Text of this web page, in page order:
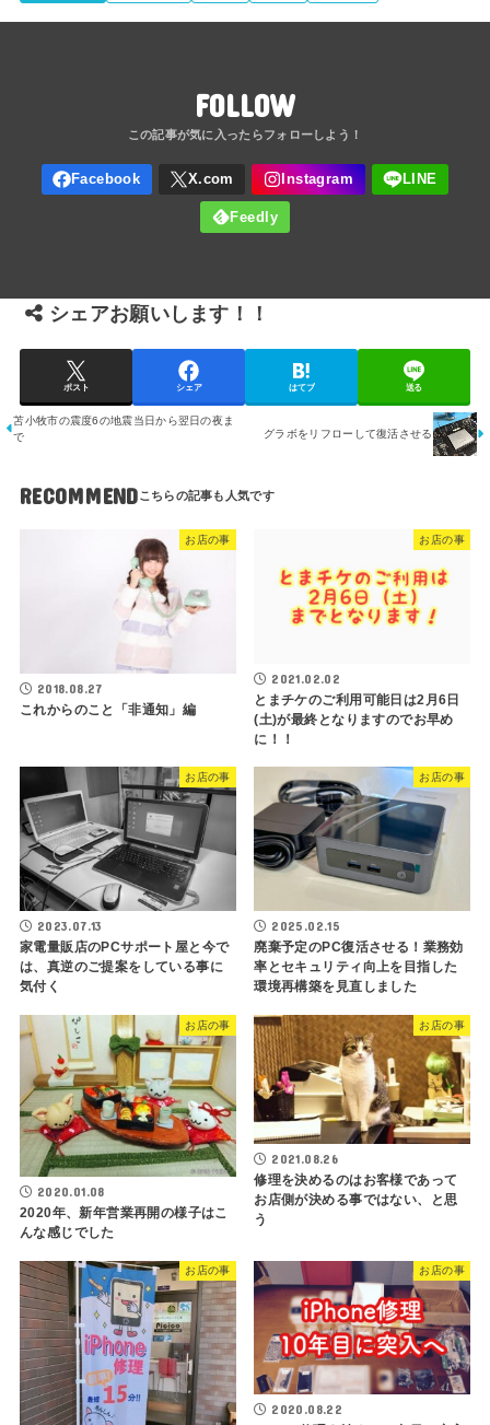
FOLLOW
シェアお願いします！！
ポスト シェア はてブ 送る
グラボをリフローして復活させる
苫小牧市の震度6の地震当日から翌日の夜ま
で
RECOMMEND
お店の事
2018.08.27
これからのこと「非通知」編
お店の事
2021.02.02
とまチケのご利用可能日は2月6日
(土)が最終となりますのでお早め
に！！
お店の事
2023.07.13
家電量販店のPCサポート屋と今で
は、真逆のご提案をしている事に
気付く
お店の事
2025.02.15
廃棄予定のPC復活させる！業務効
率とセキュリティ向上を目指した
環境再構築を見直しました
お店の事
2020.01.08
2020年、新年営業再開の様子はこ
んな感じでした
お店の事
2021.08.26
修理を決めるのはお客様であって
お店側が決める事ではない、と思
う
お店の事 お店の事
2020.08.22